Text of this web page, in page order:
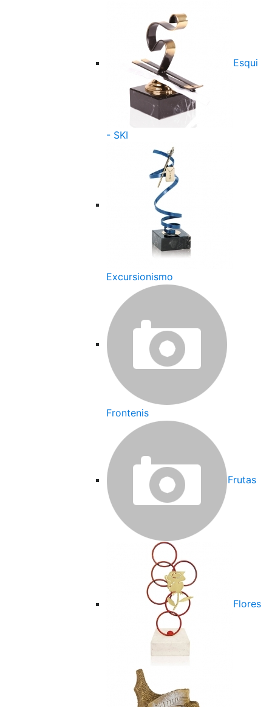
Esqui
- SKI
Excursionismo
Frontenis
Frutas
Flores